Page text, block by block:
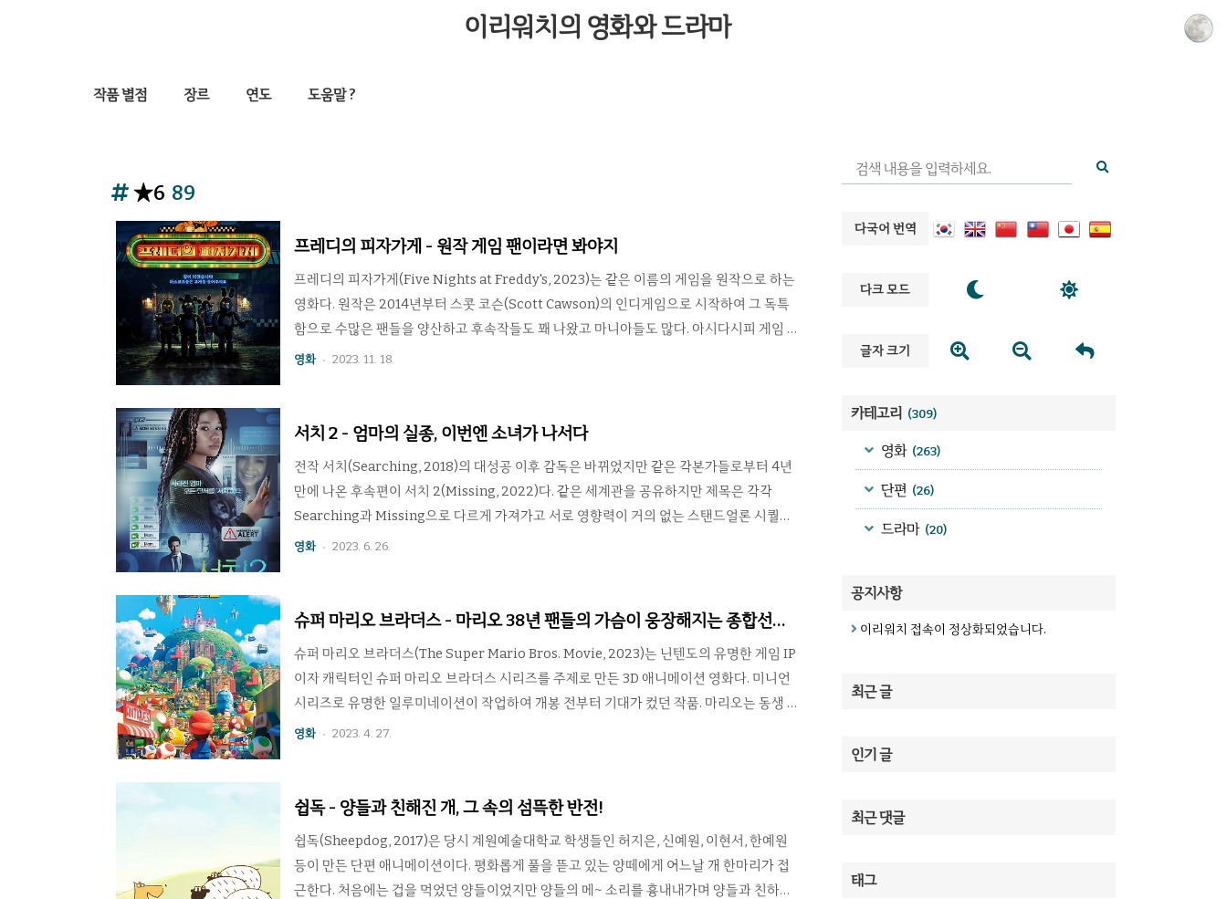
이리워치의 영화와 드라마
작품 별점 장르 연도 도움말 ?
다국어 번역
다크 모드  
글자 크기   
카테고리 (309)
영화 (263)
단편 (26)
드라마 (20)
공지사항
이리워치 접속이 정상화되었습니다.
최근 글
인기 글
최근 댓글
태그
★6 89
프레디의 피자가게 - 원작 게임 팬이라면 봐야지
프레디의 피자가게(Five Nights at Freddy's, 2023)는 같은 이름의 게임을 원작으로 하는
영화다. 원작은 2014년부터 스콧 코슨(Scott Cawson)의 인디게임으로 시작하여 그 독특
함으로 수많은 팬들을 양산하고 후속작들도 꽤 나왔고 마니아들도 많다. 아시다시피 게임 원
작 영화는 성공하기가 쉽지 않다. 게임과 영화는 그 미디어의 특성이 비슷한 듯 하면서도 많
을 사로잡았던 독특한 분위기를 살리는데 주력하고 특히 팬 서비스를 풍족하게 준비했다. 여
영화 2023. 11. 18.
서치 2 - 엄마의 실종, 이번엔 소녀가 나서다
전작 서치(Searching, 2018)의 대성공 이후 감독은 바뀌었지만 같은 각본가들로부터 4년
만에 나온 후속편이 서치 2(Missing, 2022)다. 같은 세계관을 공유하지만 제목은 각각
Searching과 Missing으로 다르게 가져가고 서로 영향력이 거의 없는 스탠드얼론 시퀄에
해당한다. 하지만 국내에서는 서치, 서치 2로 이름이 바뀌어 시리즈 물임을 강력하게 어필했
는다. 걱정이 된 그녀는 경찰이나 FBI의 수사 결과를 기다리는 것과는 별개로 스스로도 엄마
영화 2023. 6. 26.
슈퍼 마리오 브라더스 - 마리오 38년 팬들의 가슴이 웅장해지는 종합선물
세트
슈퍼 마리오 브라더스(The Super Mario Bros. Movie, 2023)는 닌텐도의 유명한 게임 IP
이자 캐릭터인 슈퍼 마리오 브라더스 시리즈를 주제로 만든 3D 애니메이션 영화다. 미니언
시리즈로 유명한 일루미네이션이 작업하여 개봉 전부터 기대가 컸던 작품. 마리오는 동생 루
이지와 함께 배관공 사업을 시작했지만 아직 성공하지는 못한 상태로 주변에서도 무시당하
품은 1985년 등장 후 지금까지 활약 중인 닌텐도의 미키 마우스라 불릴 정도로 중요한 게임
영화 2023. 4. 27.
쉽독 - 양들과 친해진 개, 그 속의 섬뜩한 반전!
쉽독(Sheepdog, 2017)은 당시 계원예술대학교 학생들인 허지은, 신예원, 이현서, 한예원
등이 만든 단편 애니메이션이다. 평화롭게 풀을 뜯고 있는 양떼에게 어느날 개 한마리가 접
근한다. 처음에는 겁을 먹었던 양들이었지만 양들의 메~ 소리를 흉내내가며 양들과 친하게